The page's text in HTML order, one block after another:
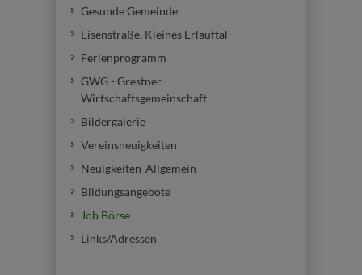
Gesunde Gemeinde
Eisenstraße, Kleines Erlauftal
Ferienprogramm
GWG - Grestner
Wirtschaftsgemeinschaft
Bildergalerie
Vereinsneuigkeiten
Neuigkeiten-Allgemein
Bildungsangebote
Job Börse
Links/Adressen